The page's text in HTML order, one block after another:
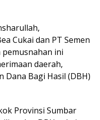
Cukai dan PT Semen
pemusnahan ini
daerah,
Dana Bagi Hasil (DBH)
Provinsi Sumbar